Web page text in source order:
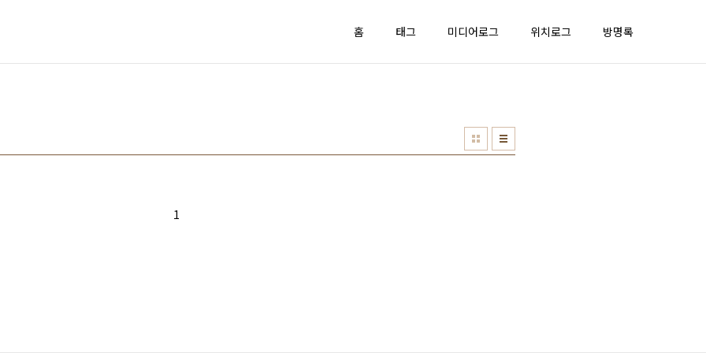
홈 태그 미디어로그 위치로그 방명록
1